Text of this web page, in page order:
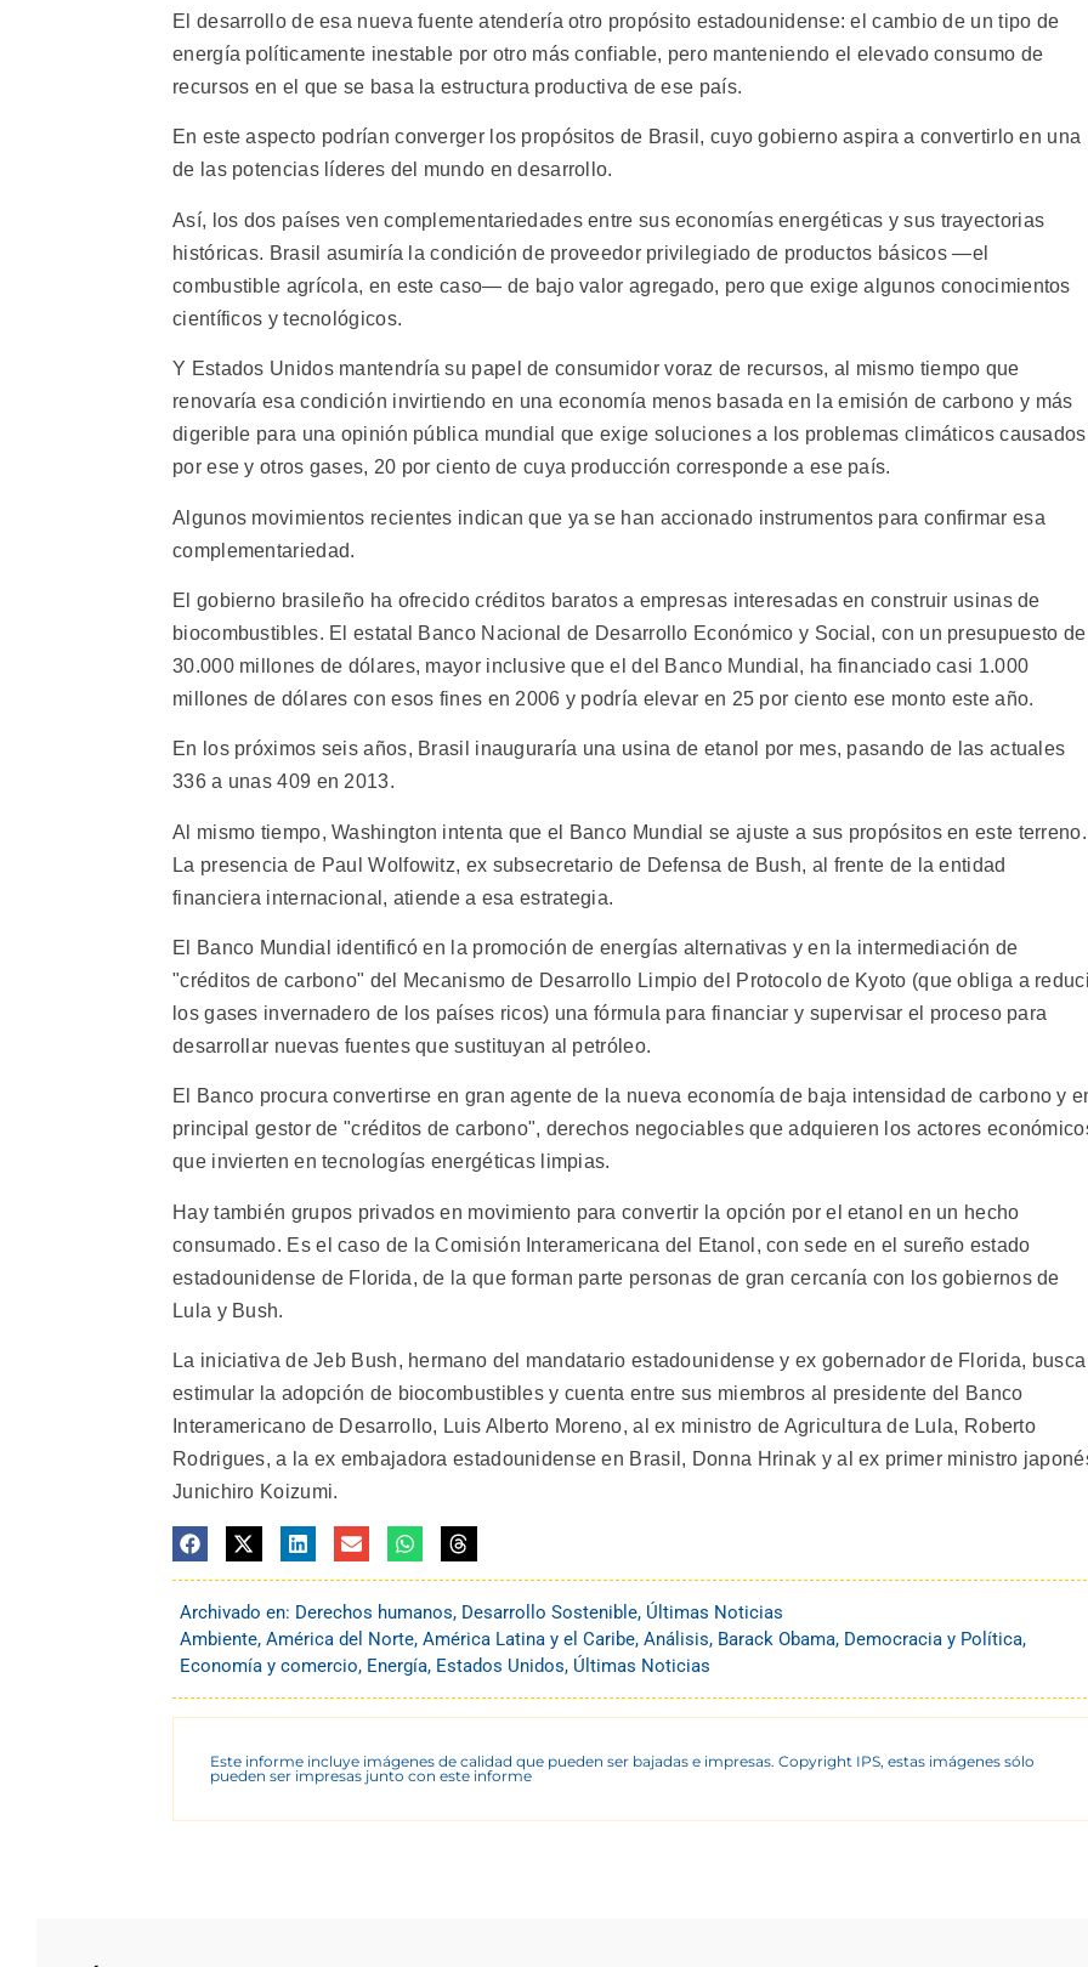
El desarrollo de esa nueva fuente atendería otro propósito estadounidense: el cambio de un tipo de
energía políticamente inestable por otro más confiable, pero manteniendo el elevado consumo de
recursos en el que se basa la estructura productiva de ese país.
En este aspecto podrían converger los propósitos de Brasil, cuyo gobierno aspira a convertirlo en una
de las potencias líderes del mundo en desarrollo.
Así, los dos países ven complementariedades entre sus economías energéticas y sus trayectorias
históricas. Brasil asumiría la condición de proveedor privilegiado de productos básicos —el
combustible agrícola, en este caso— de bajo valor agregado, pero que exige algunos conocimientos
científicos y tecnológicos.
Y Estados Unidos mantendría su papel de consumidor voraz de recursos, al mismo tiempo que
renovaría esa condición invirtiendo en una economía menos basada en la emisión de carbono y más
digerible para una opinión pública mundial que exige soluciones a los problemas climáticos causados
por ese y otros gases, 20 por ciento de cuya producción corresponde a ese país.
Algunos movimientos recientes indican que ya se han accionado instrumentos para confirmar esa
complementariedad.
El gobierno brasileño ha ofrecido créditos baratos a empresas interesadas en construir usinas de
biocombustibles. El estatal Banco Nacional de Desarrollo Económico y Social, con un presupuesto de
30.000 millones de dólares, mayor inclusive que el del Banco Mundial, ha financiado casi 1.000
millones de dólares con esos fines en 2006 y podría elevar en 25 por ciento ese monto este año.
En los próximos seis años, Brasil inauguraría una usina de etanol por mes, pasando de las actuales
336 a unas 409 en 2013.
Al mismo tiempo, Washington intenta que el Banco Mundial se ajuste a sus propósitos en este terreno.
La presencia de Paul Wolfowitz, ex subsecretario de Defensa de Bush, al frente de la entidad
financiera internacional, atiende a esa estrategia.
El Banco Mundial identificó en la promoción de energías alternativas y en la intermediación de
"créditos de carbono" del Mecanismo de Desarrollo Limpio del Protocolo de Kyoto (que obliga a
los gases invernadero de los países ricos) una fórmula para financiar y supervisar el proceso para
desarrollar nuevas fuentes que sustituyan al petróleo.
El Banco procura convertirse en gran agente de la nueva economía de baja intensidad de carbono y
principal gestor de "créditos de carbono", derechos negociables que adquieren los actores
que invierten en tecnologías energéticas limpias.
Hay también grupos privados en movimiento para convertir la opción por el etanol en un hecho
consumado. Es el caso de la Comisión Interamericana del Etanol, con sede en el sureño estado
estadounidense de Florida, de la que forman parte personas de gran cercanía con los gobiernos de
Lula y Bush.
La iniciativa de Jeb Bush, hermano del mandatario estadounidense y ex gobernador de Florida, busca
estimular la adopción de biocombustibles y cuenta entre sus miembros al presidente del Banco
Interamericano de Desarrollo, Luis Alberto Moreno, al ex ministro de Agricultura de Lula, Roberto
Rodrigues, a la ex embajadora estadounidense en Brasil, Donna Hrinak y al ex primer ministro
Junichiro Koizumi.
Archivado en: Derechos humanos, Desarrollo Sostenible, Últimas Noticias
Ambiente, América del Norte, América Latina y el Caribe, Análisis, Barack Obama, Democracia y Política,
Economía y comercio, Energía, Estados Unidos, Últimas Noticias
Este informe incluye imágenes de calidad que pueden ser bajadas e impresas. Copyright IPS, estas imágenes sólo
pueden ser impresas junto con este informe